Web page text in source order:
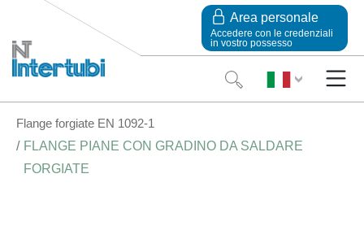
Area personale
Accedere con le credenziali
in vostro possesso
Flange forgiate EN 1092-1
FLANGE PIANE CON GRADINO DA SALDARE
FORGIATE